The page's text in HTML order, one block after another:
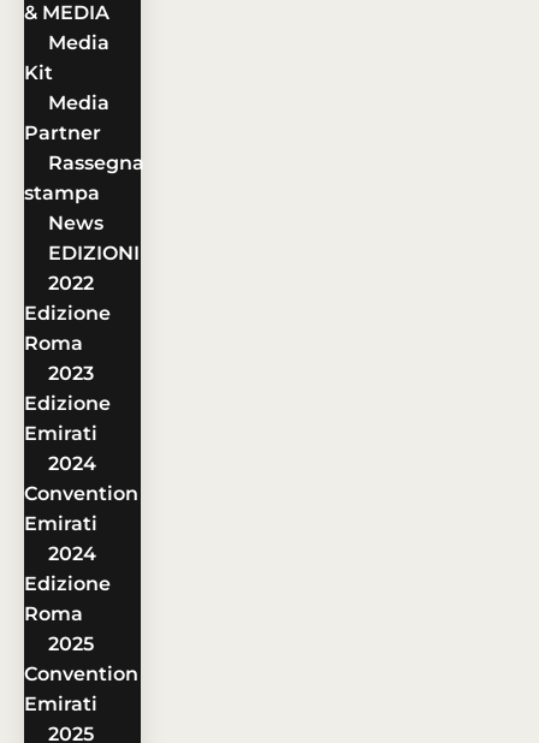
& MEDIA
Media
Kit
Media
Partner
Rassegna
stampa
News
EDIZIONI
2022
Edizione
Roma
2023
Edizione
Emirati
2024
Convention
Emirati
2024
Edizione
Roma
2025
Convention
Emirati
2025